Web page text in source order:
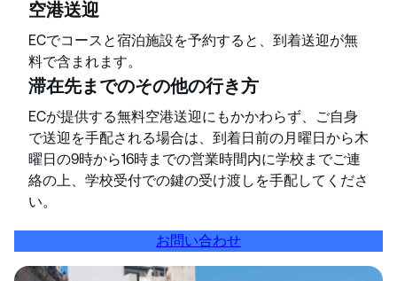
空港送迎
ECでコースと宿泊施設を予約すると、到着送迎が無
料で含まれます。
滞在先までのその他の行き方
ECが提供する無料空港送迎にもかかわらず、ご自身
で送迎を手配される場合は、到着日前の月曜日から木
曜日の9時から16時までの営業時間内に学校までご連
絡の上、学校受付での鍵の受け渡しを手配してくださ
い。
お問い合わせ